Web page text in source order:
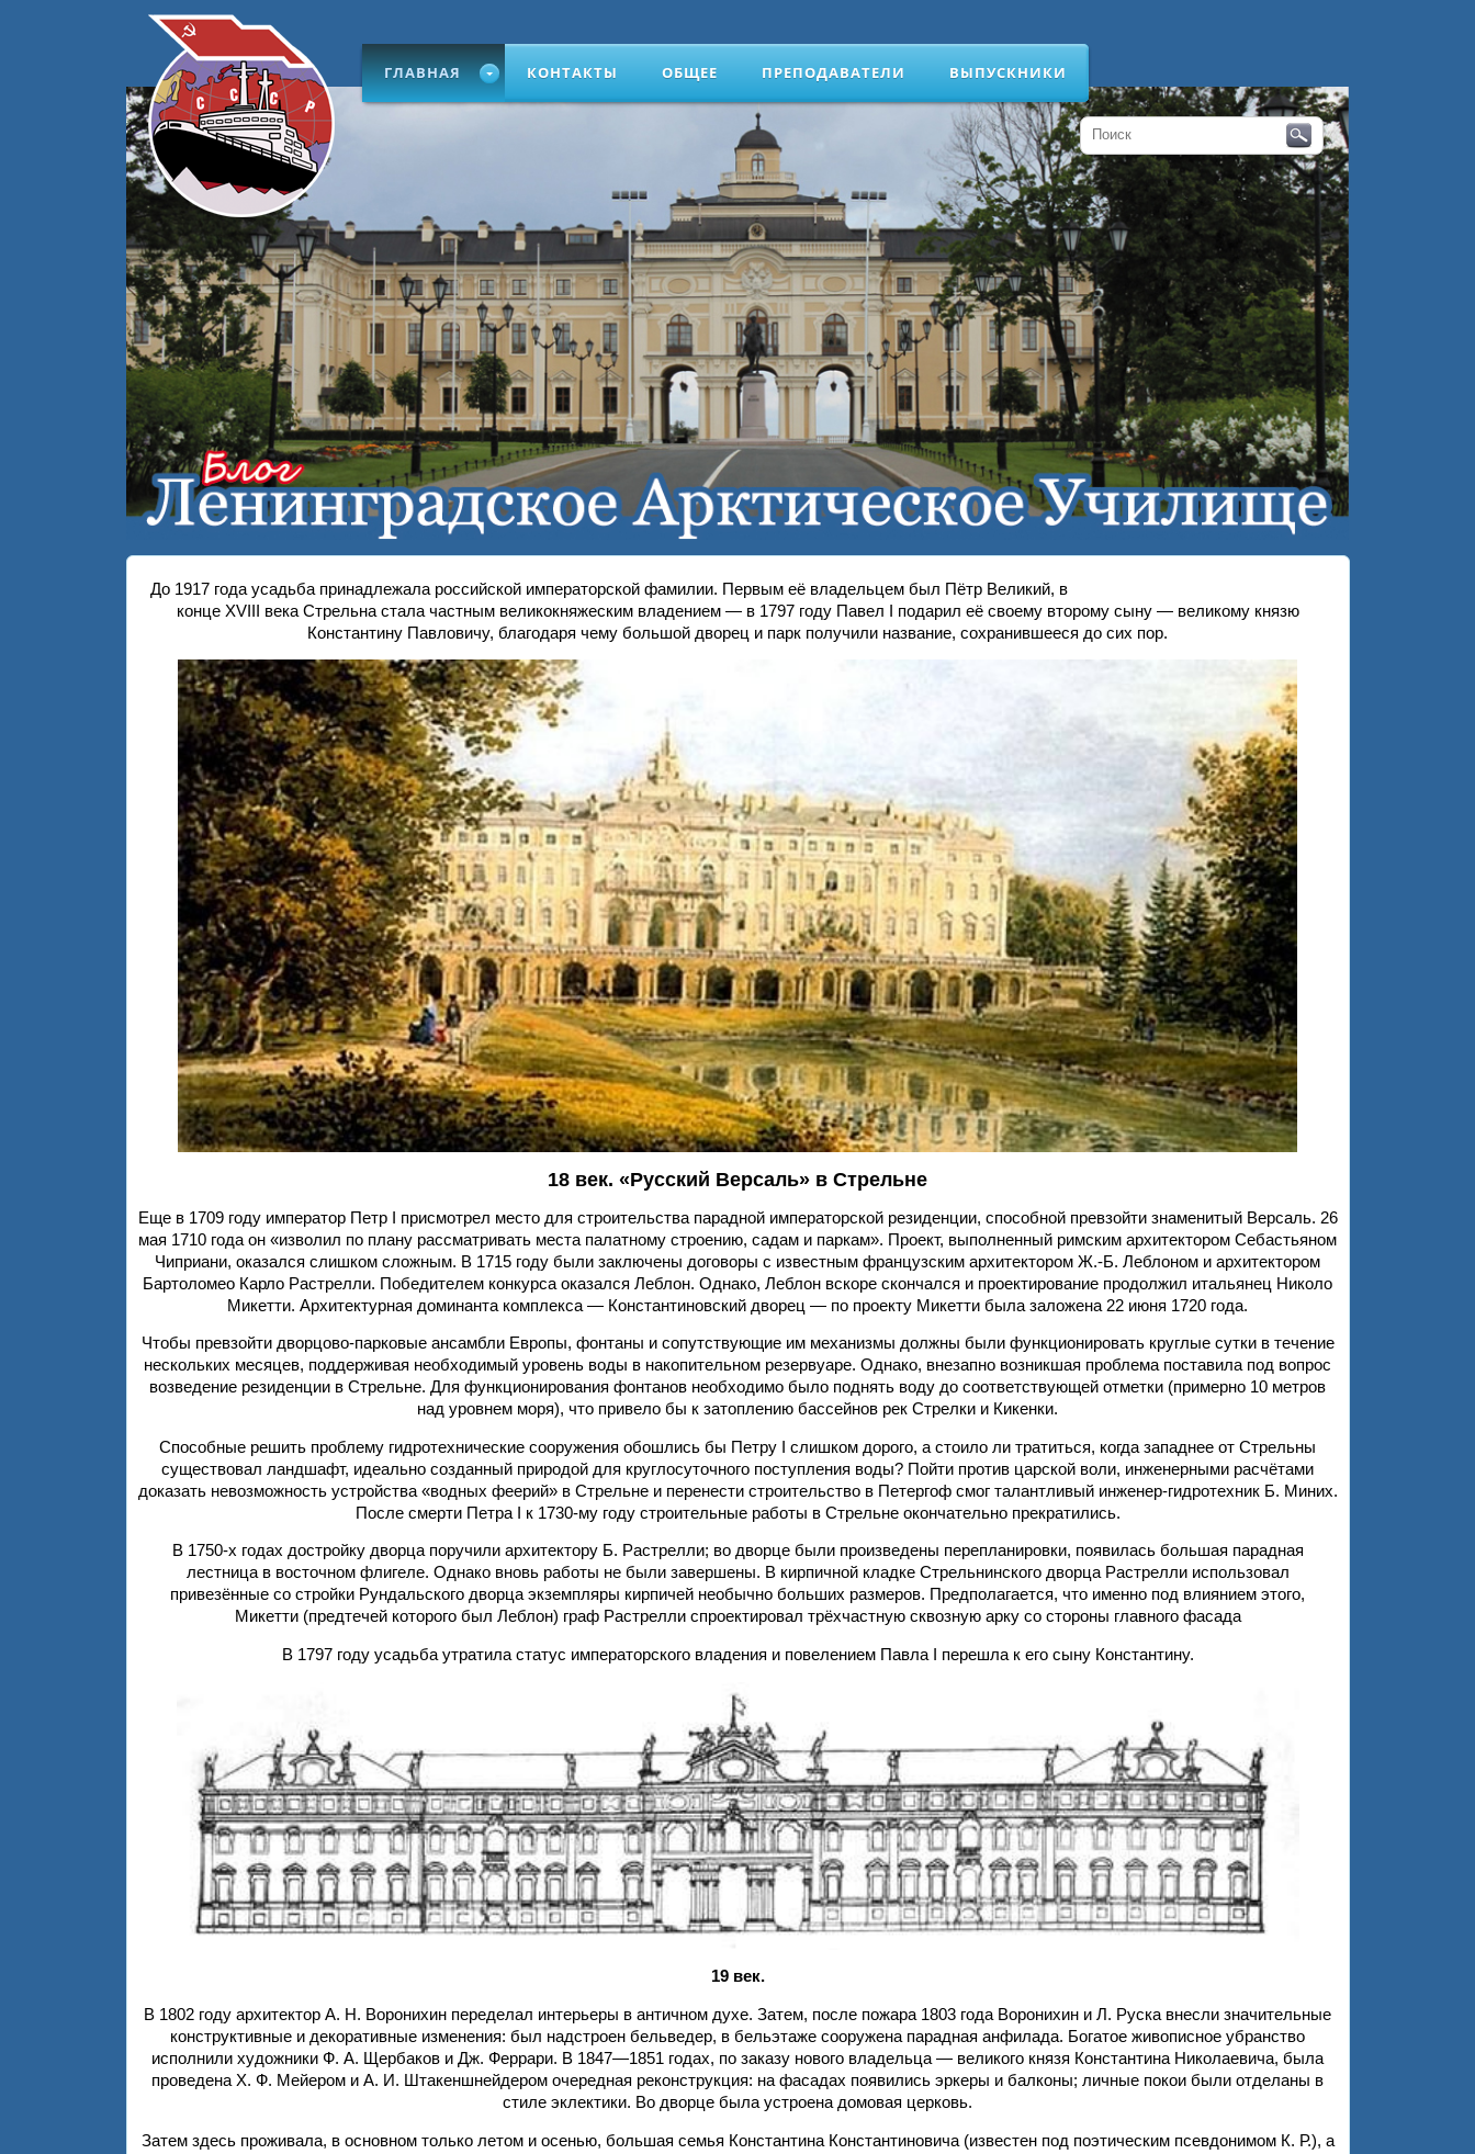
ГЛАВНАЯ КОНТАКТЫ ОБЩЕЕ ПРЕПОДАВАТЕЛИ ВЫПУСКНИКИ
До 1917 года усадьба принадлежала российской императорской фамилии. Первым её владельцем был Пётр Великий, в
конце XVIII века Стрельна стала частным великокняжеским владением — в 1797 году Павел I подарил её своему второму сыну — великому князю
Константину Павловичу, благодаря чему большой дворец и парк получили название, сохранившееся до сих пор.
18 век. «Русский Версаль» в Стрельне
Еще в 1709 году император Петр I присмотрел место для строительства парадной императорской резиденции, способной превзойти знаменитый Версаль. 26
мая 1710 года он «изволил по плану рассматривать места палатному строению, садам и паркам». Проект, выполненный римским архитектором Себастьяном
Чиприани, оказался слишком сложным. В 1715 году были заключены договоры с известным французским архитектором Ж.-Б. Леблоном и архитектором
Бартоломео Карло Растрелли. Победителем конкурса оказался Леблон. Однако, Леблон вскоре скончался и проектирование продолжил итальянец Николо
Микетти. Архитектурная доминанта комплекса — Константиновский дворец — по проекту Микетти была заложена 22 июня 1720 года.
Чтобы превзойти дворцово-парковые ансамбли Европы, фонтаны и сопутствующие им механизмы должны были функционировать круглые сутки в течение
нескольких месяцев, поддерживая необходимый уровень воды в накопительном резервуаре. Однако, внезапно возникшая проблема поставила под вопрос
возведение резиденции в Стрельне. Для функционирования фонтанов необходимо было поднять воду до соответствующей отметки (примерно 10 метров
над уровнем моря), что привело бы к затоплению бассейнов рек Стрелки и Кикенки.
Способные решить проблему гидротехнические сооружения обошлись бы Петру I слишком дорого, а стоило ли тратиться, когда западнее от Стрельны
существовал ландшафт, идеально созданный природой для круглосуточного поступления воды? Пойти против царской воли, инженерными расчётами
доказать невозможность устройства «водных феерий» в Стрельне и перенести строительство в Петергоф смог талантливый инженер-гидротехник Б. Миних.
После смерти Петра I к 1730-му году строительные работы в Стрельне окончательно прекратились.
В 1750-х годах достройку дворца поручили архитектору Б. Растрелли; во дворце были произведены перепланировки, появилась большая парадная
лестница в восточном флигеле. Однако вновь работы не были завершены. В кирпичной кладке Стрельнинского дворца Растрелли использовал
привезённые со стройки Рундальского дворца экземпляры кирпичей необычно больших размеров. Предполагается, что именно под влиянием этого,
Микетти (предтечей которого был Леблон) граф Растрелли спроектировал трёхчастную сквозную арку со стороны главного фасада
В 1797 году усадьба утратила статус императорского владения и повелением Павла I перешла к его сыну Константину.
19 век.
В 1802 году архитектор А. Н. Воронихин переделал интерьеры в античном духе. Затем, после пожара 1803 года Воронихин и Л. Руска внесли значительные
конструктивные и декоративные изменения: был надстроен бельведер, в бельэтаже сооружена парадная анфилада. Богатое живописное убранство
исполнили художники Ф. А. Щербаков и Дж. Феррари. В 1847—1851 годах, по заказу нового владельца — великого князя Константина Николаевича, была
проведена Х. Ф. Мейером и А. И. Штакеншнейдером очередная реконструкция: на фасадах появились эркеры и балконы; личные покои были отделаны в
стиле эклектики. Во дворце была устроена домовая церковь.
Затем здесь проживала, в основном только летом и осенью, большая семья Константина Константиновича (известен под поэтическим псевдонимом К. Р.), а